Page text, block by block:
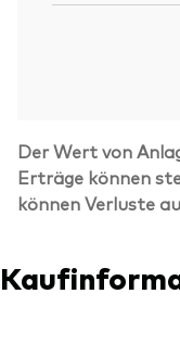
Der Wert von
Erträge können
können Verluste